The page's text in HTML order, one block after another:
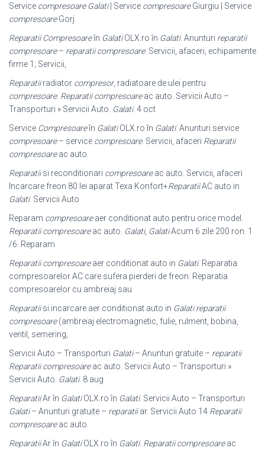
Service compresoare Galati| Service compresoareGiurgiu | Service
compresoareGorj
Reparatii Compresoareîn GalatiOLX.ro în Galati. Anunturi reparatii
compresoare– reparatii compresoare. Servicii, afaceri, echipamente
firme 1; Servicii,
Reparatiiradiator compresor, radiatoare de ulei pentru
compresoare. Reparatii compresoareac auto. Servicii Auto –
Transporturi » Servicii Auto. Galati. 4 oct
Service Compresoareîn GalatiOLX.ro în Galati. Anunturi service
compresoare– service compresoare. Servicii, afaceri Reparatii
compresoareac auto.
Reparatiisi reconditionari compresoareac auto. Servicii, afaceri
Incarcare freon 80 lei aparat Texa Konfort+ReparatiiAC auto in
Galati. Servicii Auto
Reparam compresoareaer conditionat auto pentru orice model.
Reparatii compresoareac auto. Galati, GalatiAcum 6 zile 200 ron. 1
/6. Reparam
Reparatii compresoareaer conditionat auto in Galati. Reparatia
compresoarelor AC care sufera pierderi de freon. Reparatia
compresoarelor cu ambreiaj sau
Reparatiisi incarcare aer conditionat auto in Galati reparatii
compresoare(ambreiaj electromagnetic, fulie, rulment, bobina,
ventil, semering,
Servicii Auto – Transporturi Galati– Anunturi gratuite – reparatii
Reparatii compresoareac auto. Servicii Auto – Transporturi »
Servicii Auto. Galati. 8 aug
ReparatiiAr în GalatiOLX.ro în Galati. Servicii Auto – Transporturi
Galati– Anunturi gratuite – reparatiiar. Servicii Auto 14 Reparatii
compresoareac auto.
ReparatiiAr în GalatiOLX.ro în Galati. Reparatii compresoareac